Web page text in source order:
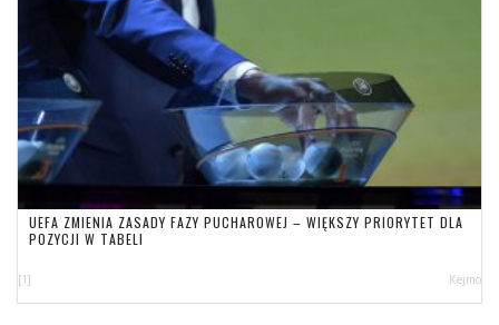
UEFA ZMIENIA ZASADY FAZY PUCHAROWEJ – WIĘKSZY PRIORYTET DLA
POZYCJI W TABELI
[1] Kejmo